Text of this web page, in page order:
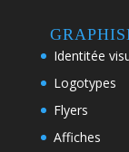
Identitée
Logotypes
Flyers
Affiches